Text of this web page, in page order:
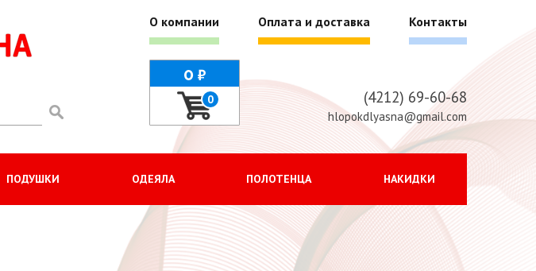
О компании Оплата и доставка Контакты
0 г
0 (4212) 69-60-68
hlopokdlyasna@gmail.com
ПОДУШКИ ОДЕЯЛА ПОЛОТЕНЦА НАКИДКИ